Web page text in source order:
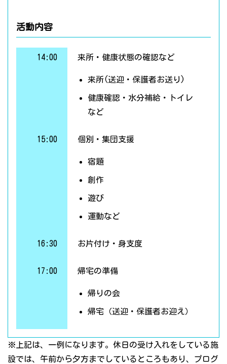
活動内容
14:00 来所・健康状態の確認など
来所(送迎・保護者お送り)
健康確認・水分補給・トイレ
など
15:00 個別・集団支援
宿題
創作
遊び
運動など
16:30 お片付け・身支度
17:00 帰宅の準備
帰りの会
帰宅（送迎・保護者お迎え）
※上記は、一例になります。休日の受け入れをしている施
設では、午前から夕方までしているところもあり、プログ